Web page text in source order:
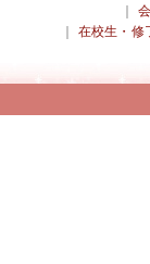
在校生・修